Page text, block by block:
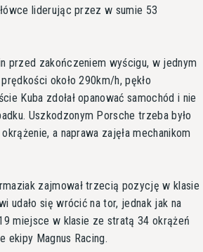
liderując przez w sumie 53
przed zakończeniem wyścigu, w jednym
około 290km/h, pękło
Kuba zdołał opanować samochód i nie
Uszkodzonym Porsche trzeba było
a naprawa zajęła mechanikom
zajmował trzecią pozycję w klasie
udało się wrócić na tor, jednak jak na
miejsce w klasie ze stratą 34 okrążeń
ekipy Magnus Racing.